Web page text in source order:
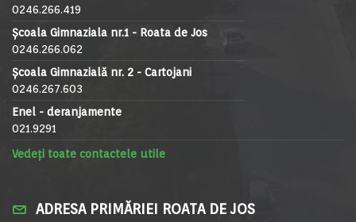
0246.266.419
Școala Gimnaziala nr.1 - Roata de Jos
0246.266.062
Școala Gimnazială nr. 2 - Cartojani
0246.267.603
Enel - deranjamente
021.9291
Vedeți toate contactele utile
ADRESA PRIMĂRIEI ROATA DE JOS